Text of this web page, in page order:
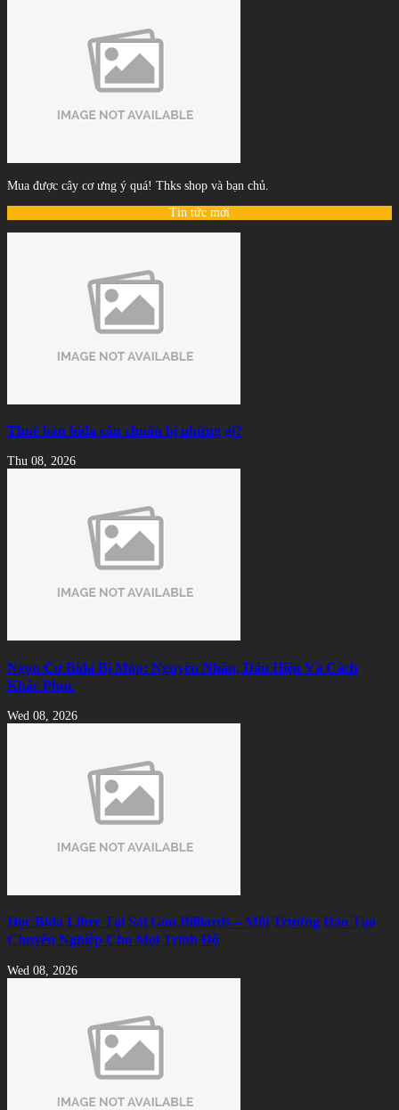
Mua được cây cơ ưng ý quá! Thks shop và bạn chủ.
Tin tức mới
Thuê bàn bida cần chuẩn bị những gì?
Thu 08, 2026
Ngọn Cơ Bida Bị Móp: Nguyên Nhân, Dấu Hiệu Và Cách
Khắc Phục
Wed 08, 2026
Học Bida Libre Tại Sài Gòn Billiards – Môi Trường Đào Tạo
Chuyên Nghiệp Cho Mọi Trình Độ
Wed 08, 2026